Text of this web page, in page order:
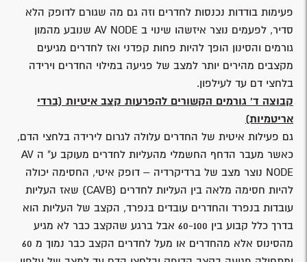
פעימות בודדות נכנסות לחדרים וזה גם מה שגורם לדופק הלא
סדיר, לפעמים נוצר איזשהו שינוי ב AV NODE שנובע מהמון
גורמים והסינון הופך להיות פחות קפדני ואז לחדרים מגיעים
מקצבים מהירים יותר למצב של פגיעה במילוי החדרים וירידה
בלחצי דם עד לעילפון.
קבוצה ד' גורמים הקשורים להפרעות קצב איטיות (ברדי
אריטמיות)
גם פעילות איטית של החדרים עלולה לגרום לירידה בלחצי הדם,
כאשר מעבר הדחף החשמלי מהעליות לחדרים מעוקב ע" ה AV
NODE נוצר מצב של ברדיקרדיה – דופק איטי, החסימה יכולה
להיות חסימה מלאה בין העליות לחדרים (CAVB) שאז העליות
עובדות בנפרד והחדרים עובדים בנפרד, הקצב של העליות הוא
בדרך כלל קבוע בין 60-100 אבל ברגע שהקצב כבר לא מגיע
מהסינוס אלא מהחדרים או מעל לחדרים הקצב כבר נמוך מ 60